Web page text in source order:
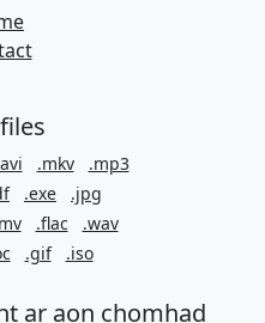
.mkv
.mp3
.exe
.jpg
.flac
.wav
.gif .iso
ar aon chomhad